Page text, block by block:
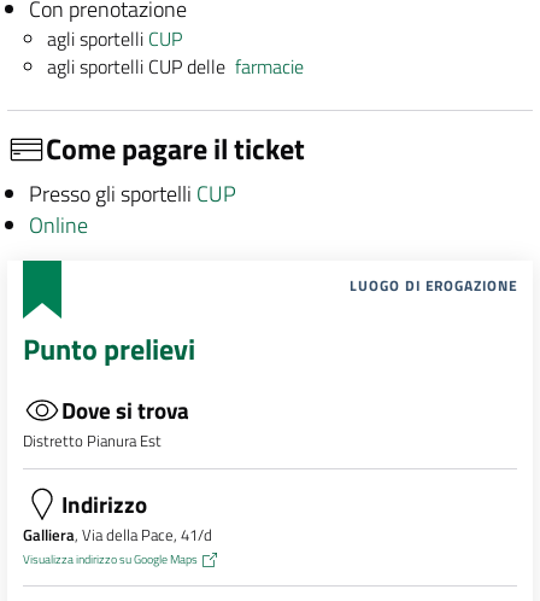
Con prenotazione
agli sportelli CUP
agli sportelli CUP dellefarmacie
Come pagare il ticket
Presso gli sportelli CUP
Online
LUOGO DI EROGAZIONE
Punto prelievi
Dove si trova
Distretto Pianura Est
Indirizzo
Galliera, Via della Pace, 41/d
Visualizza indirizzo su Google Maps